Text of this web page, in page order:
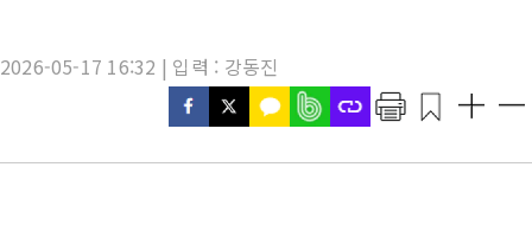
2026-05-17 16:32 | 입력 : 강동진